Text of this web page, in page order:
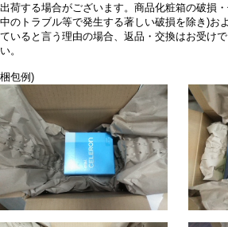
出荷する場合がございます。商品化粧箱の破損
中のトラブル等で発生する著しい破損を除き)お
ていると言う理由の場合、返品・交換はお受け
い。
梱包例)